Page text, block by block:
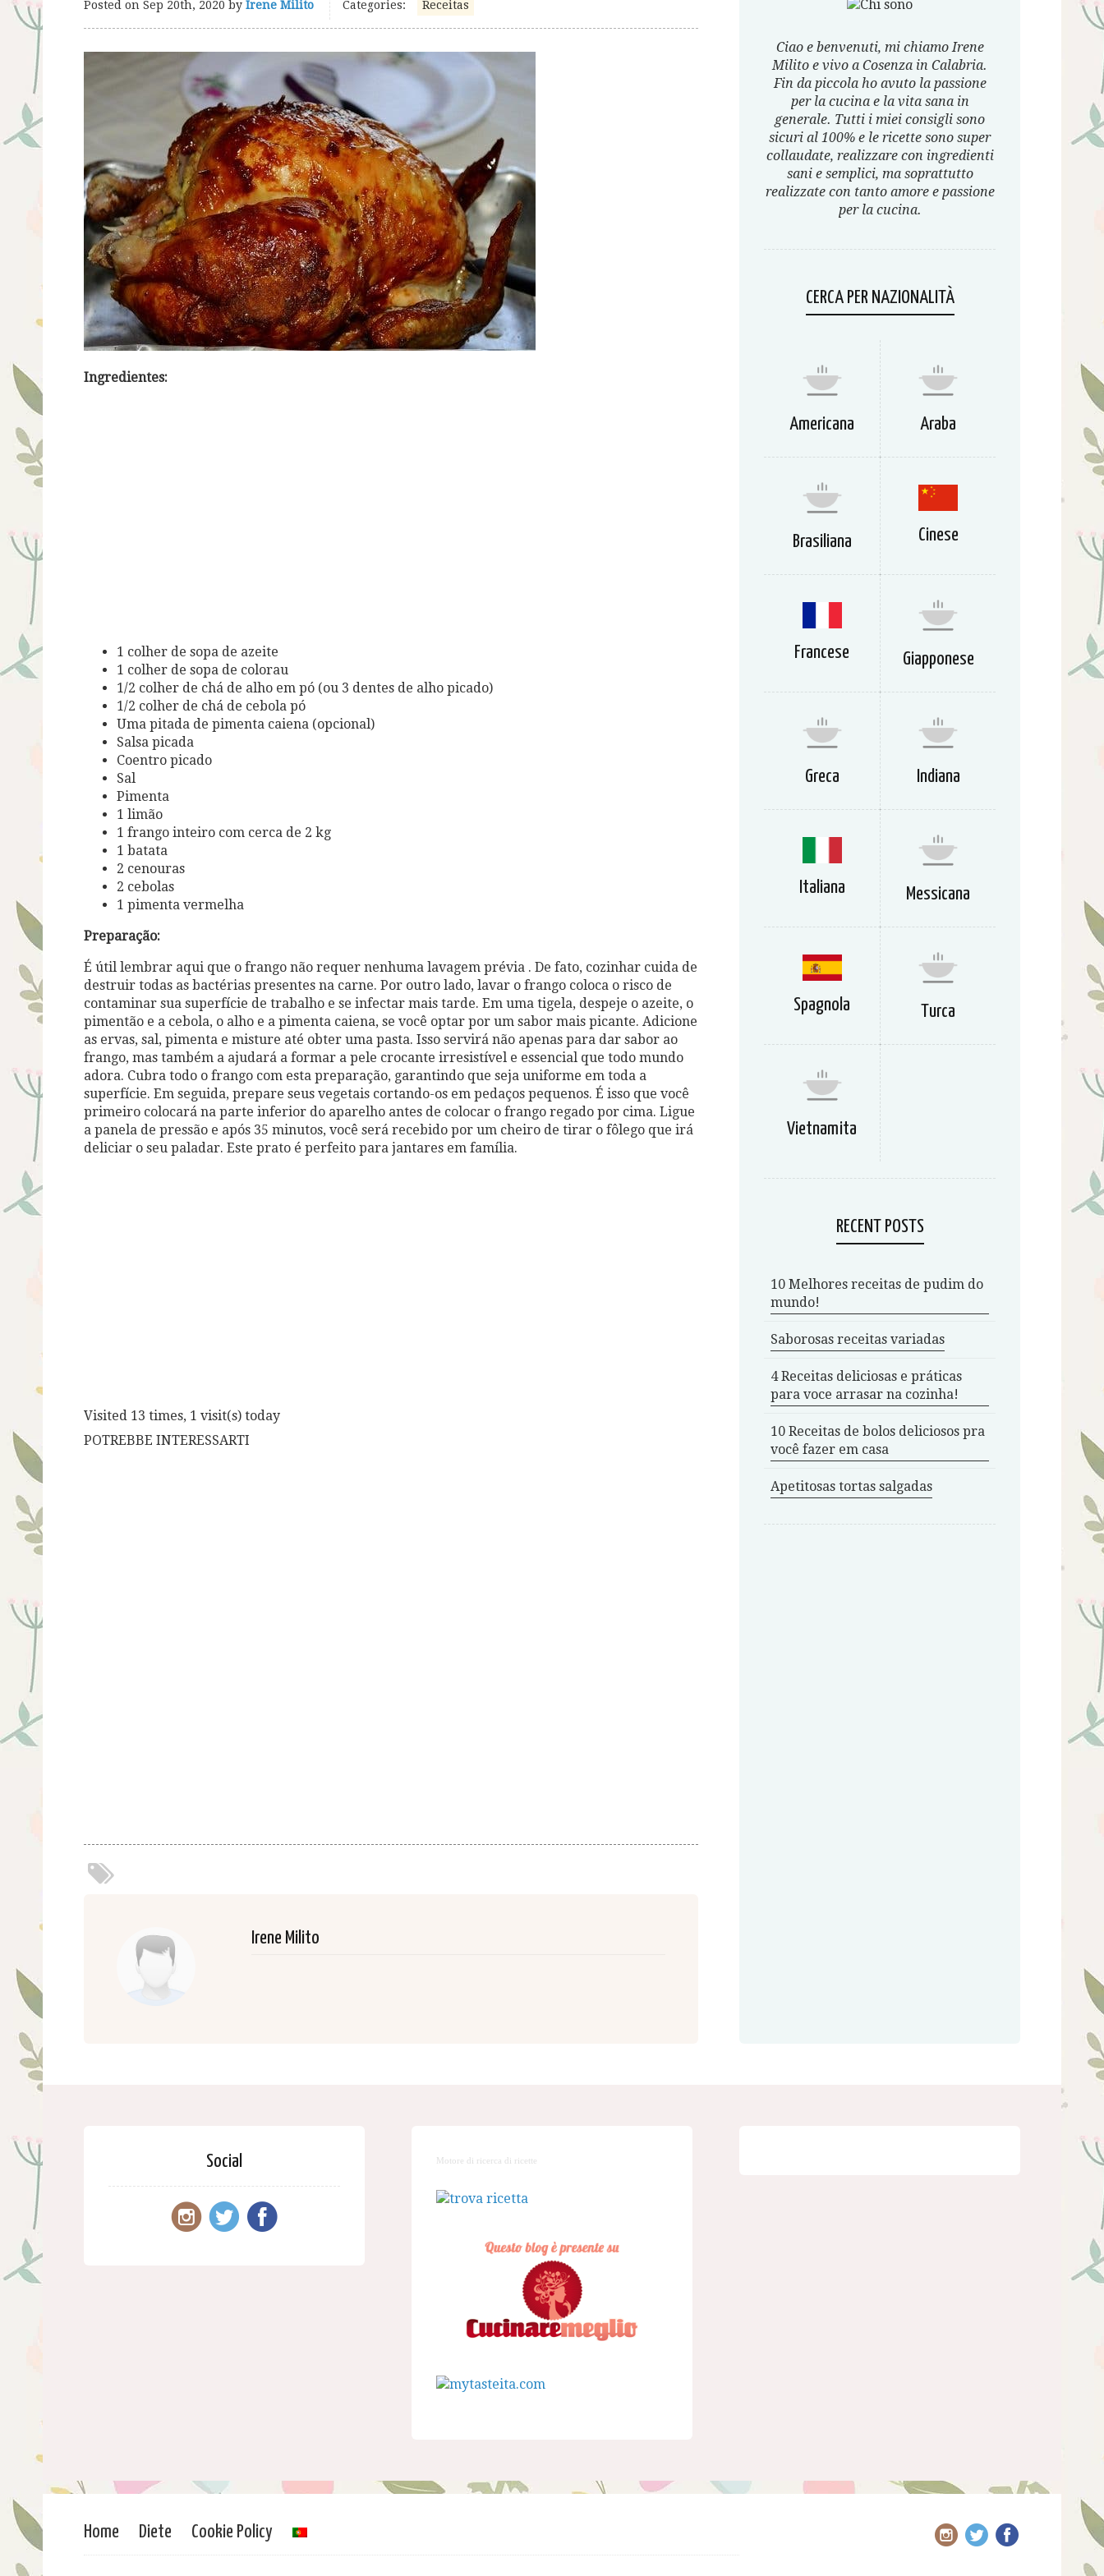
Posted on Sep 20th, 2020 by Irene Milito Categories: Receitas
Ingredientes:
1 colher de sopa de azeite
1 colher de sopa de colorau
1/2 colher de chá de alho em pó (ou 3 dentes de alho picado)
1/2 colher de chá de cebola pó
Uma pitada de pimenta caiena (opcional)
Salsa picada
Coentro picado
Sal
Pimenta
1 limão
1 frango inteiro com cerca de 2 kg
1 batata
2 cenouras
2 cebolas
1 pimenta vermelha
Preparação:
É útil lembrar aqui que o frango não requer nenhuma lavagem prévia . De fato, cozinhar cuida de
destruir todas as bactérias presentes na carne. Por outro lado, lavar o frango coloca o risco de
contaminar sua superfície de trabalho e se infectar mais tarde. Em uma tigela, despeje o azeite, o
pimentão e a cebola, o alho e a pimenta caiena, se você optar por um sabor mais picante. Adicione
as ervas, sal, pimenta e misture até obter uma pasta. Isso servirá não apenas para dar sabor ao
frango, mas também a ajudará a formar a pele crocante irresistível e essencial que todo mundo
adora. Cubra todo o frango com esta preparação, garantindo que seja uniforme em toda a
superfície. Em seguida, prepare seus vegetais cortando-os em pedaços pequenos. É isso que você
primeiro colocará na parte inferior do aparelho antes de colocar o frango regado por cima. Ligue
a panela de pressão e após 35 minutos, você será recebido por um cheiro de tirar o fôlego que irá
deliciar o seu paladar. Este prato é perfeito para jantares em família.
Visited 13 times, 1 visit(s) today
POTREBBE INTERESSARTI
Irene Milito
Ciao e benvenuti, mi chiamo Irene
Milito e vivo a Cosenza in Calabria.
Fin da piccola ho avuto la passione
per la cucina e la vita sana in
generale. Tutti i miei consigli sono
sicuri al 100% e le ricette sono super
collaudate, realizzare con ingredienti
sani e semplici, ma soprattutto
realizzate con tanto amore e passione
per la cucina.
CERCA PER NAZIONALITÀ
Americana Araba
Brasiliana Cinese
Francese Giapponese
Greca Indiana
Italiana Messicana
Spagnola Turca
Vietnamita
RECENT POSTS
10 Melhores receitas de pudim do
mundo!
Saborosas receitas variadas
4 Receitas deliciosas e práticas
para voce arrasar na cozinha!
10 Receitas de bolos deliciosos pra
você fazer em casa
Apetitosas tortas salgadas
Social Motore di ricerca di ricette
Home Diete Cookie Policy